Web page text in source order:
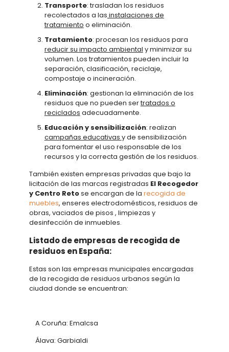
Transporte: trasladan los residuos
recolectados a las instalaciones de
tratamiento o eliminación.
Tratamiento: procesan los residuos para
reducir su impacto ambiental y minimizar su
volumen. Los tratamientos pueden incluir la
separación, clasificación, reciclaje,
compostaje o incineración.
Eliminación: gestionan la eliminación de los
residuos que no pueden sertratados o
reciclados adecuadamente.
Educación y sensibilización: realizan
campañas educativas y de sensibilización
para fomentar el uso responsable de los
recursos y la correcta gestión de los residuos.
También existen empresas privadas que bajo la
licitación de las marcas registradas El Recogedor
y Centro Retose encargan de la recogida de
muebles, enseres electrodomésticos, residuos de
obras, vaciados de pisos , limpiezas y
desinfección de inmuebles.
Listado de empresas de recogida de
residuos en España:
Estas son las empresas municipales encargadas
de la recogida de residuos urbanos según la
ciudad donde se encuentran:
A Coruña: Emalcsa
Álava: Garbialdi